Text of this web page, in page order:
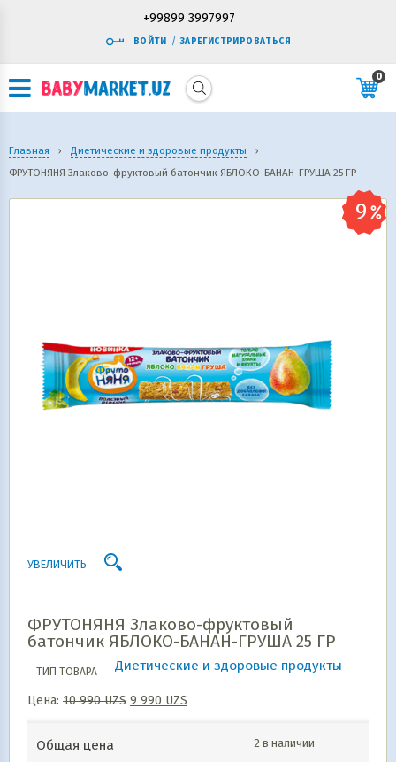
+99899 3997997
ВОЙТИ / ЗАРЕГИСТРИРОВАТЬСЯ
0
Главная › Диетические и здоровые продукты
›
ФРУТОНЯНЯ Злаково-фруктовый батончик ЯБЛОКО-БАНАН-ГРУША 25 ГР
УВЕЛИЧИТЬ
ФРУТОНЯНЯ Злаково-фруктовый
батончик ЯБЛОКО-БАНАН-ГРУША 25 ГР
ТИП ТОВАРА Диетические и здоровые продукты
Цена: 10 990UZS 9 990 UZS
Общая цена
2 в наличии